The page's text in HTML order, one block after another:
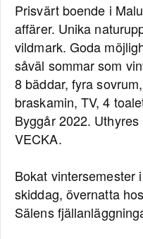
Prisvärt boende i
affärer. Unika
vildmark. Goda
såväl sommar som
8 bäddar, fyra
braskamin, TV, 4
Byggår 2022.
VECKA.
Bokat vintersemester
skiddag, övernatta
Sälens